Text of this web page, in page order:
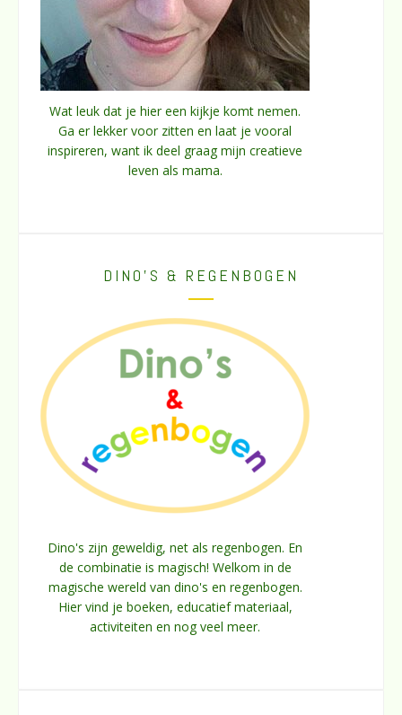
Wat leuk dat je hier een kijkje komt nemen.
Ga er lekker voor zitten en laat je vooral
inspireren, want ik deel graag mijn creatieve
leven als mama.
DINO’S & REGENBOGEN
Dino's zijn geweldig, net als regenbogen. En
de combinatie is magisch! Welkom in de
magische wereld van dino's en regenbogen.
Hier vind je boeken, educatief materiaal,
activiteiten en nog veel meer.